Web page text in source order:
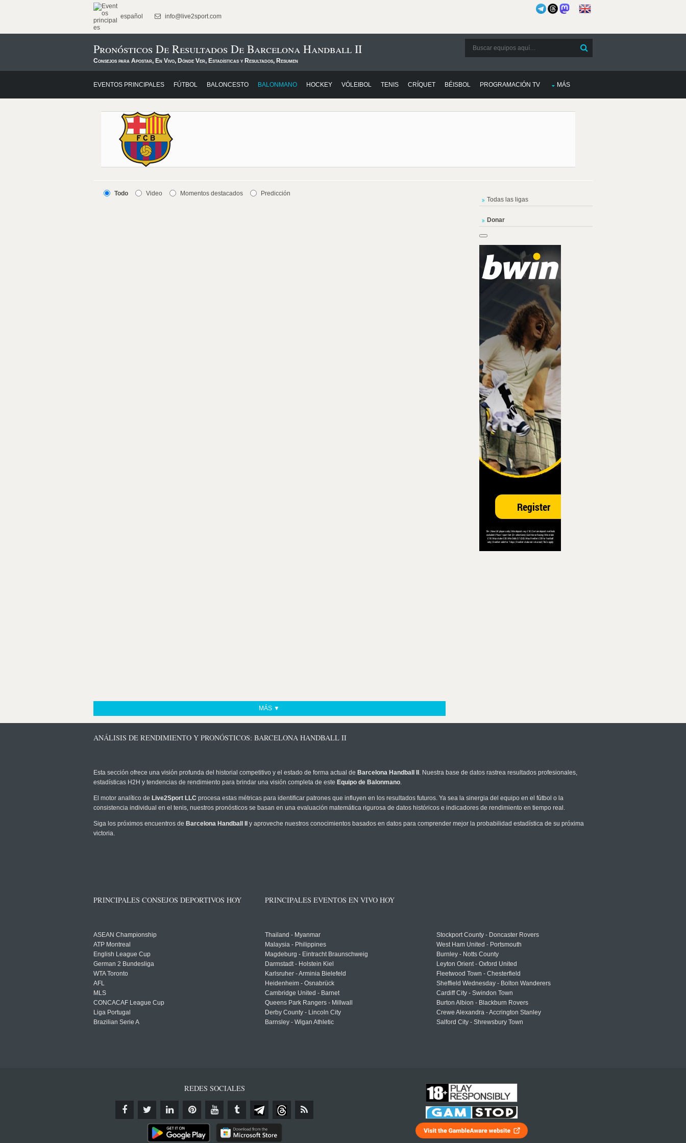
español info@live2sport.com
Pronósticos De Resultados De Barcelona Handball II
Consejos para Apostar, En Vivo, Dónde Ver, Estadísticas y Resultados, Resumen
EVENTOS PRINCIPALES FÚTBOL BALONCESTO BALONMANO HOCKEY VÓLEIBOL TENIS CRÍQUET BÉISBOL PROGRAMACIÓN TV MÁS
Todo Video Momentos destacados Predicción
MÁS ▼
Todas las ligas
Donar
ANÁLISIS DE RENDIMIENTO Y PRONÓSTICOS: BARCELONA HANDBALL II
Esta sección ofrece una visión profunda del historial competitivo y el estado de forma actual de Barcelona Handball II . Nuestra base de datos rastrea resultados profesionales,
estadísticas H2H y tendencias de rendimiento para brindar una visión completa de este Equipo de Balonmano.
El motor analítico de Live2Sport LLC procesa estas métricas para identificar patrones que influyen en los resultados futuros. Ya sea la sinergia del equipo en el fútbol o la
consistencia individual en el tenis, nuestros pronósticos se basan en una evaluación matemática rigurosa de datos históricos e indicadores de rendimiento en tiempo real.
Siga los próximos encuentros de Barcelona Handball II
y aproveche nuestros conocimientos basados en datos para comprender mejor la probabilidad estadística de su próxima
victoria.
PRINCIPALES CONSEJOS DEPORTIVOS HOY
ASEAN Championship
ATP Montreal
English League Cup
German 2 Bundesliga
WTA Toronto
AFL
MLS
CONCACAF League Cup
Liga Portugal
Brazilian Serie A
PRINCIPALES EVENTOS EN VIVO HOY
Thailand - Myanmar
Malaysia - Philippines
Magdeburg - Eintracht Braunschweig
Darmstadt - Holstein Kiel
Karlsruher - Arminia Bielefeld
Heidenheim - Osnabrück
Cambridge United - Barnet
Queens Park Rangers - Millwall
Derby County - Lincoln City
Barnsley - Wigan Athletic
Stockport County - Doncaster Rovers
West Ham United - Portsmouth
Burnley - Notts County
Leyton Orient - Oxford United
Fleetwood Town - Chesterfield
Sheffield Wednesday - Bolton Wanderers
Cardiff City - Swindon Town
Burton Albion - Blackburn Rovers
Crewe Alexandra - Accrington Stanley
Salford City - Shrewsbury Town
REDES SOCIALES